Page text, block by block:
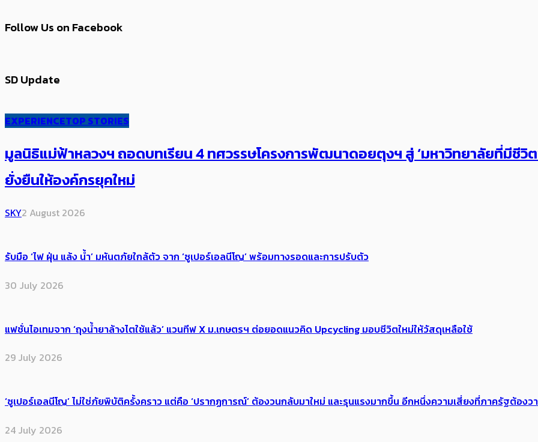
Follow Us on Facebook
SD Update
EXPERIENCETOP STORIES
มูลนิธิแม่ฟ้าหลวงฯ ถอดบทเรียน 4 ทศวรรษโครงการพัฒนาดอยตุงฯ สู่ ‘มหาวิทยาลัยที่มีชี
ยั่งยืนให้องค์กรยุคใหม่
SKY2 August 2026
รับมือ ‘ไฟ ฝุ่น แล้ง น้ำ’ มหันตภัยใกล้ตัว จาก ‘ซูเปอร์เอลนีโญ’ พร้อมทางรอดและการปรับตัว
30 July 2026
แฟชั่นไอเทมจาก ‘ถุงน้ำยาล้างไตใช้แล้ว’ แวนทีฟ X ม.เกษตรฯ ต่อยอดแนวคิด Upcycling มอบชีวิตใหม่ให้วัสดุเหลือใช้
29 July 2026
‘ซูเปอร์เอลนีโญ’ ไม่ใช่ภัยพิบัติครั้งคราว แต่คือ ‘ปรากฏการณ์’ ​ต้อง​วนกลับมาใหม่ และรุนแรงมากขึ้น อีกหนึ่งความเสี่ยงที่ภาครัฐต้อง
24 July 2026